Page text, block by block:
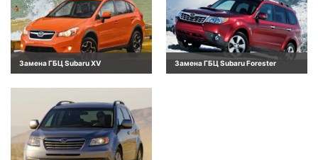
Замена ГБЦ Subaru XV Замена ГБЦ Subaru Forester